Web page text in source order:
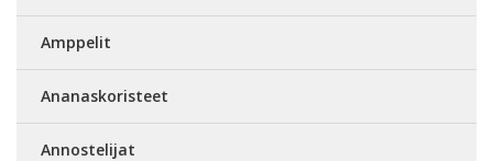
Amppelit
Ananaskoristeet
Annostelijat